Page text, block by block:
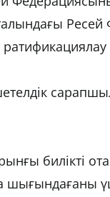
Ресей
билікті